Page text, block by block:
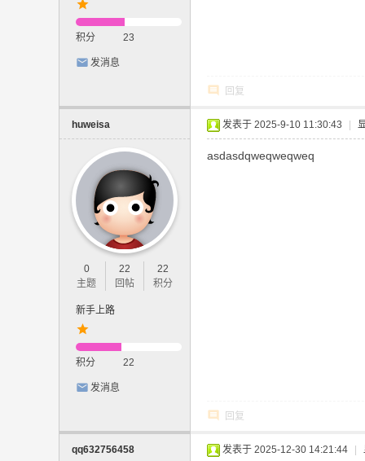
积分 23
发消息
回复
huweisa
0
主题
22
回帖
22
积分
新手上路
积分 22
发消息
发表于 2025-9-10 11:30:43
asdasdqweqweqweq
回复
qq632756458 发表于 2025-12-30 14:21:44